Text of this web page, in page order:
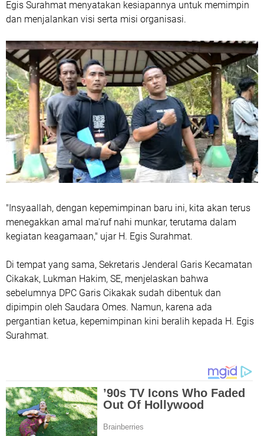
Egis Surahmat menyatakan kesiapannya untuk memimpin
dan menjalankan visi serta misi organisasi.
"Insyaallah, dengan kepemimpinan baru ini, kita akan terus
menegakkan amal ma'ruf nahi munkar, terutama dalam
kegiatan keagamaan," ujar H. Egis Surahmat.
Di tempat yang sama, Sekretaris Jenderal Garis Kecamatan
Cikakak, Lukman Hakim, SE, menjelaskan bahwa
sebelumnya DPC Garis Cikakak sudah dibentuk dan
dipimpin oleh Saudara Omes. Namun, karena ada
pergantian ketua, kepemimpinan kini beralih kepada H. Egis
Surahmat.